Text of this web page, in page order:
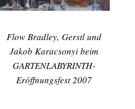
Flow Bradley, Gerstl und
Jakob Karacsonyi beim
GARTENLABYRINTH-
Eröffnungsfest 2007